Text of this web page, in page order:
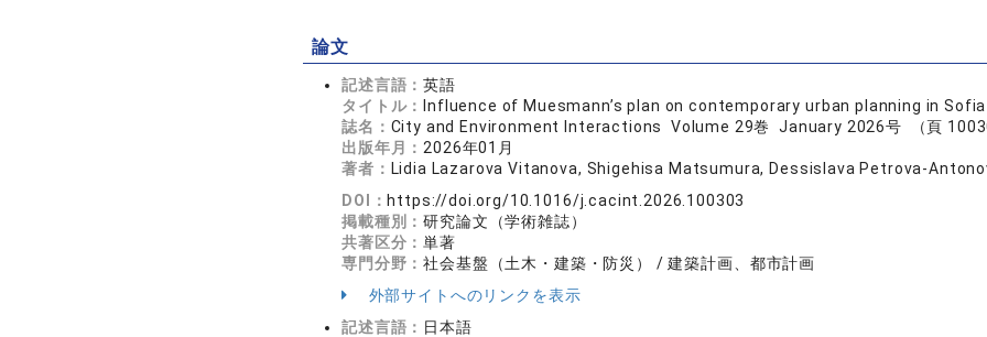
論文
記述言語：英語
タイトル：
Influence of Muesmann’s plan on contemporary urban planning in
誌名： City and Environment Interactions Volume 29巻 January 2026号 （頁
出版年月： 2026年01月
著者： Lidia Lazarova Vitanova, Shigehisa Matsumura, Dessislava Petrova-
DOI： https://doi.org/10.1016/j.cacint.2026.100303
掲載種別：研究論文（学術雑誌）
共著区分：単著
専門分野：社会基盤（土木・建築・防災） / 建築計画、都市計画
外部サイトへのリンクを表示
記述言語： 日本語